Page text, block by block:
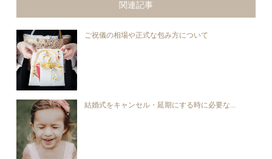
関連記事
ご祝儀の相場や正式な包み方について
結婚式をキャンセル・延期にする時に必要な...